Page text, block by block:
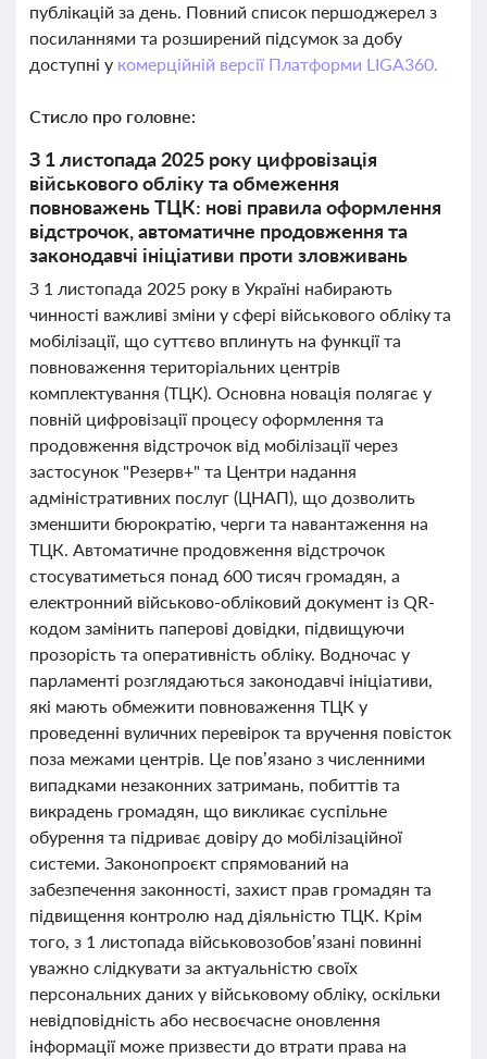
публікацій за день. Повний список першоджерел з
посиланнями та розширений підсумок за добу
доступні у комерційній версії Платформи LIGA360.
Стисло про головне:
З 1 листопада 2025 року цифровізація
військового обліку та обмеження
повноважень ТЦК: нові правила оформлення
відстрочок, автоматичне продовження та
законодавчі ініціативи проти зловживань
З 1 листопада 2025 року в Україні набирають
чинності важливі зміни у сфері військового обліку та
мобілізації, що суттєво вплинуть на функції та
повноваження територіальних центрів
комплектування (ТЦК). Основна новація полягає у
повній цифровізації процесу оформлення та
продовження відстрочок від мобілізації через
застосунок "Резерв+" та Центри надання
адміністративних послуг (ЦНАП), що дозволить
зменшити бюрократію, черги та навантаження на
ТЦК. Автоматичне продовження відстрочок
стосуватиметься понад 600 тисяч громадян, а
електронний військово-обліковий документ із QR-
кодом замінить паперові довідки, підвищуючи
прозорість та оперативність обліку. Водночас у
парламенті розглядаються законодавчі ініціативи,
які мають обмежити повноваження ТЦК у
проведенні вуличних перевірок та вручення повісток
поза межами центрів. Це пов’язано з численними
випадками незаконних затримань, побиттів та
викрадень громадян, що викликає суспільне
обурення та підриває довіру до мобілізаційної
системи. Законопроєкт спрямований на
забезпечення законності, захист прав громадян та
підвищення контролю над діяльністю ТЦК. Крім
того, з 1 листопада військовозобов’язані повинні
уважно слідкувати за актуальністю своїх
персональних даних у військовому обліку, оскільки
невідповідність або несвоєчасне оновлення
інформації може призвести до втрати права на